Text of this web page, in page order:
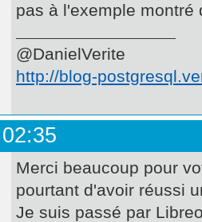
pas à l'exemple
@DanielVerite
http://blog-
Merci beaucoup pour
pourtant d'avoir réussi
Je suis passé par